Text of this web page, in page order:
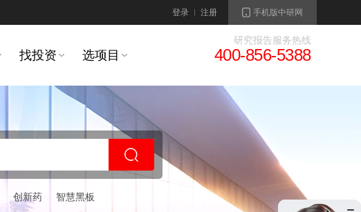
登录 注册 手机版中研网
找投资 选项目
研究报告服务热线
400-856-5388
创新药 智慧黑板